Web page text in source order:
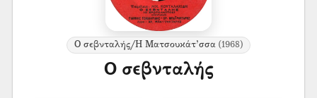
Ο σεβνταλής/Η Ματσουκάτ’σσα(1968)
Ο σεβνταλής